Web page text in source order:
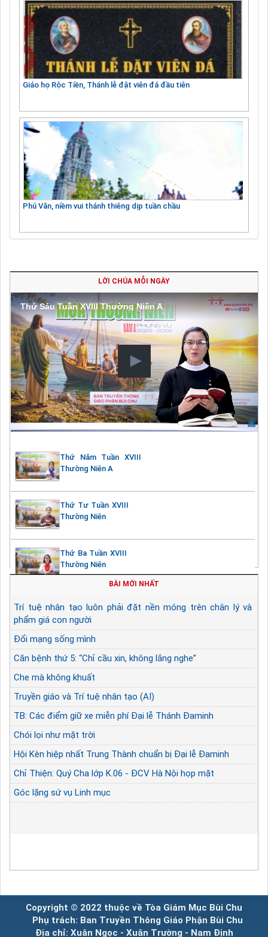
Giáo họ Rộc Tiền, Thánh lễ đặt viên đá đầu tiên
Phú Văn, niềm vui thánh thiêng dịp tuần chầu
LỜI CHÚA MỖI NGÀY
Thứ Sáu Tuần XVIII Thường Niên A
Thứ Năm Tuần XVIII
Thường Niên A
Thứ Tư Tuần XVIII
Thường Niên
Thứ Ba Tuần XVIII
Thường Niên
BÀI MỚI NHẤT
Trí tuệ nhân tạo luôn phải đặt nền móng trên chân lý và
phẩm giá con người
Đổi mạng sống mình
Căn bệnh thứ 5: “Chỉ cầu xin, không lắng nghe”
Che mà không khuất
Truyền giáo và Trí tuệ nhân tạo (AI)
TB: Các điểm giữ xe miễn phí Đại lễ Thánh Đaminh
Chói lọi như mặt trời
Hội Kèn hiệp nhất Trung Thành chuẩn bị Đại lễ Đaminh
Chỉ Thiện: Quý Cha lớp K.06 - ĐCV Hà Nội họp mặt
Góc lặng sứ vụ Linh mục
Copyright © 2022 thuộc về Tòa Giám Mục Bùi Chu
Phụ trách: Ban Truyền Thông Giáo Phận Bùi Chu
Địa chỉ: Xuân Ngọc - Xuân Trường - Nam Định